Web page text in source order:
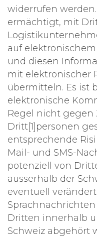
widerrufen
ermächtigt, mit
auf
und diesen
mit elektronischer
übermitteln. Es ist
elektronische
Regel nicht
Dritt[1]personen
entsprechende
Mail- und SMS-
potenziell von
ausserhalb der
eventuell
Dritten innerhalb
Schweiz abgehört